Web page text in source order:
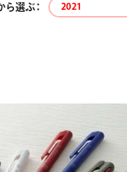
ら選ぶ： 2021